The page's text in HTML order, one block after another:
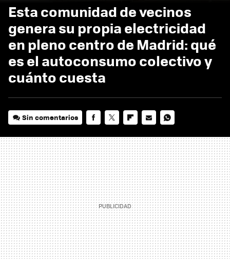
Esta comunidad de vecinos
genera su propia electricidad
en pleno centro de Madrid: qué
es el autoconsumo colectivo y
cuánto cuesta
Sin comentarios
MAIL